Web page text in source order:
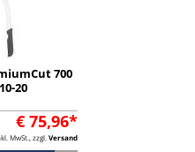
700
20
€ 75,96*
MwSt., zzgl. Versand